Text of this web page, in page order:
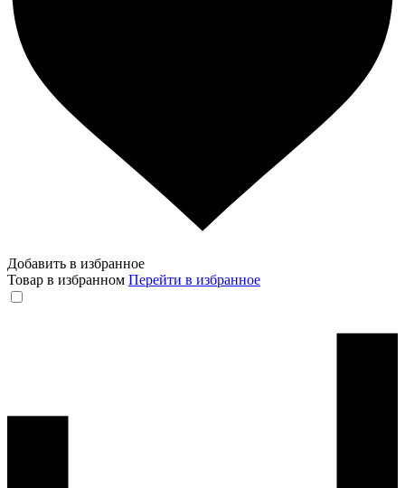
Добавить в избранное
Товар в избранном Перейти в избранное